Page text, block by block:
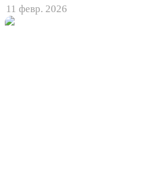
11 февр. 2026